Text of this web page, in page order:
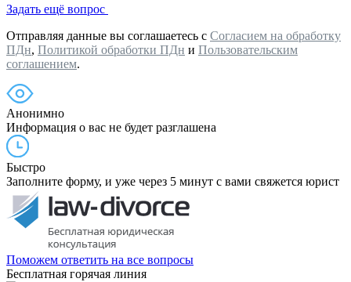
Задать ещё вопрос
Отправляя данные вы соглашаетесь с Согласием на обработку
ПДн, Политикой обработки ПДн и Пользовательским
соглашением.
Анонимно
Информация о вас не будет разглашена
Быстро
Заполните форму, и уже через 5 минут с вами свяжется юрист
Поможем ответить на все вопросы
Бесплатная горячая линия